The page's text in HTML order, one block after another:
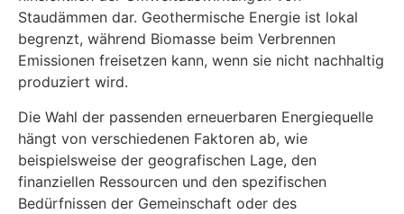
Staudämmen dar. Geothermische Energie ist lokal
begrenzt, während Biomasse beim Verbrennen
Emissionen freisetzen kann, wenn sie nicht nachhaltig
produziert wird.
Die Wahl der passenden erneuerbaren Energiequelle
hängt von verschiedenen Faktoren ab, wie
beispielsweise der geografischen Lage, den
finanziellen Ressourcen und den spezifischen
Bedürfnissen der Gemeinschaft oder des